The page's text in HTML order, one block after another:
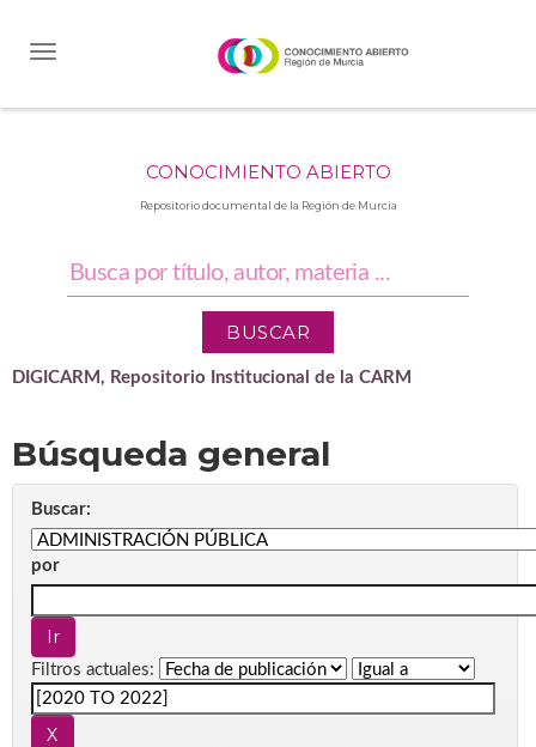
CONOCIMIENTO ABIERTO
Repositorio documental de la Región de Murcia
DIGICARM, Repositorio Institucional de la CARM
Búsqueda general
Buscar:
por
Filtros actuales: